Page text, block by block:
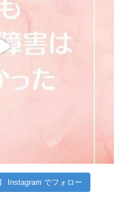
Instagram でフォロー